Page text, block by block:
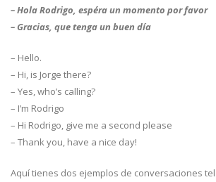
– Hola Rodrigo, espéra un momento por favor
– Gracias, que tenga un buen día
– Hello.
– Hi, is Jorge there?
– Yes, who’s calling?
– I’m Rodrigo
– Hi Rodrigo, give me a second please
– Thank you, have a nice day!
Aquí tienes dos ejemplos de conversaciones